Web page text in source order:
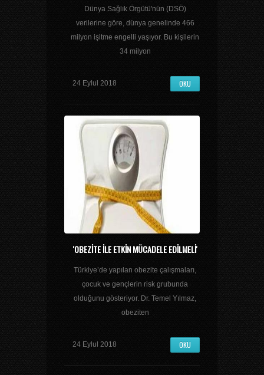
Dünya Sağlık Örgütü'nün (DSÖ)
verilerine göre, dünya genelinde 466
milyon işitme engelli yaşıyor. Bu kişilerin
34 milyon
24 Eylul 2018 OKU
'OBEZITE ILE ETKIN MÜCADELE EDILMELI'
Türkiye’de yapılan obezite çalışmaları,
çocuk ve gençlerin risk grubunda
olduğunu gösteriyor. Dr. Temel Yılmaz,
obeziten
24 Eylul 2018 OKU